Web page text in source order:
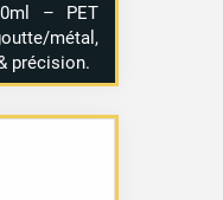
– PET
métal,
précision.